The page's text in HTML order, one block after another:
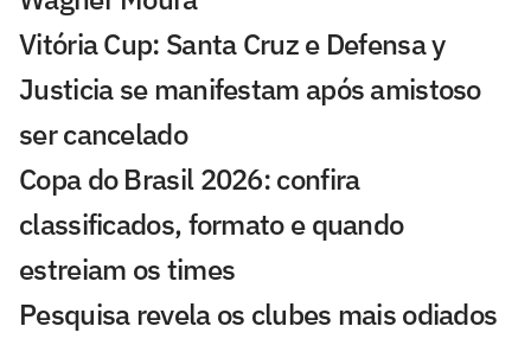
Vitória Cup: Santa Cruz e Defensa y
Justicia se manifestam após amistoso
ser cancelado
Copa do Brasil 2026: confira
classificados, formato e quando
estreiam os times
Pesquisa revela os clubes mais odiados